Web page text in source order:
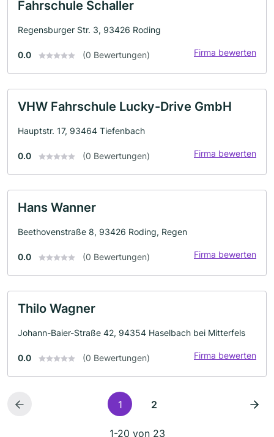
Fahrschule Schaller
Regensburger Str. 3, 93426 Roding
0.0 (0 Bewertungen) Firma bewerten
VHW Fahrschule Lucky-Drive GmbH
Hauptstr. 17, 93464 Tiefenbach
0.0 (0 Bewertungen) Firma bewerten
Hans Wanner
Beethovenstraße 8, 93426 Roding, Regen
0.0 (0 Bewertungen) Firma bewerten
Thilo Wagner
Johann-Baier-Straße 42, 94354 Haselbach bei Mitterfels
0.0 (0 Bewertungen) Firma bewerten
1 2
1-20 von 23